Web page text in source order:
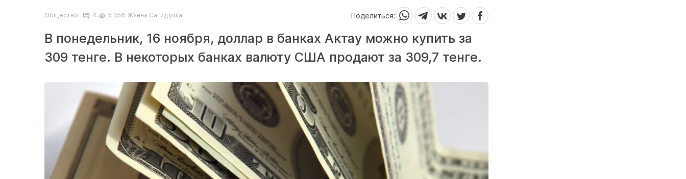
Общество 4 5 356 Жанна Сагидулла Поделиться:
В понедельник, 16 ноября, доллар в банках Актау можно купить за
309 тенге. В некоторых банках валюту США продают за 309,7 тенге.